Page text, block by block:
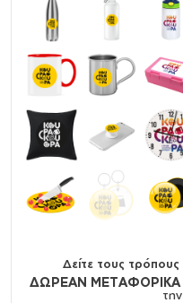
Δείτε τους
ΔΩΡΕΑΝ ΜΕΤΑΦΟΡΙΚΑ